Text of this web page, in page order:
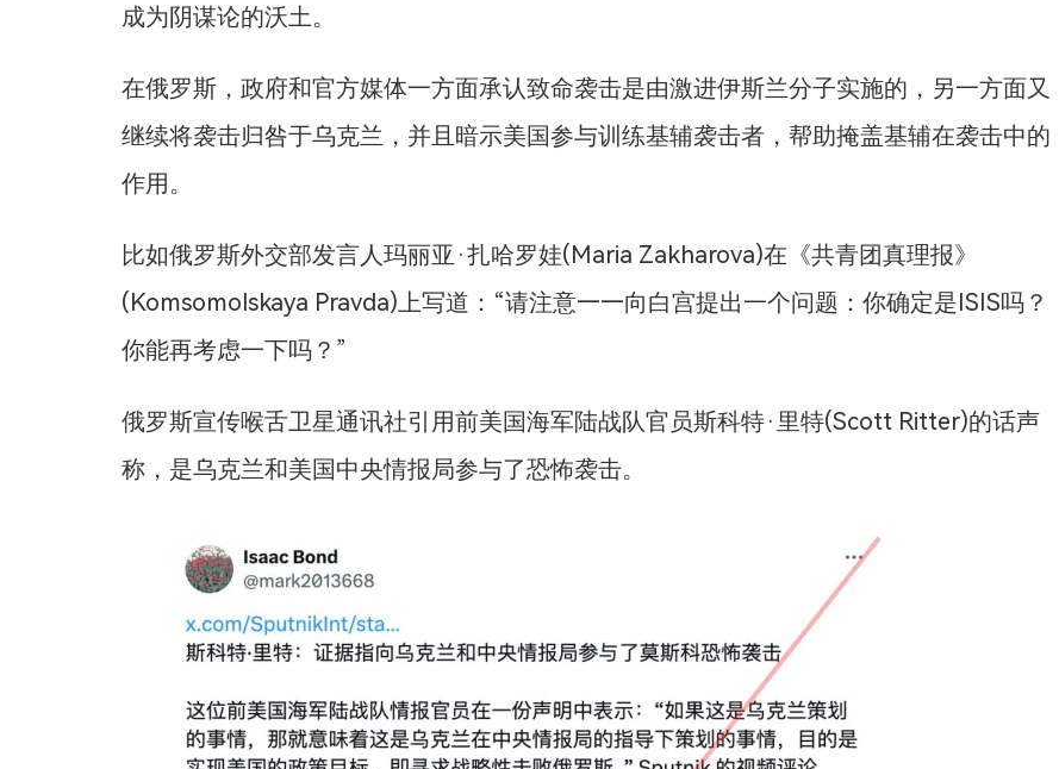
成为阴谋论的沃土。
在俄罗斯，政府和官方媒体一方面承认致命袭击是由激进伊斯兰分子实施的，另一方面又
继续将袭击归咎于乌克兰，并且暗示美国参与训练基辅袭击者，帮助掩盖基辅在袭击中的
作用。
比如俄罗斯外交部发言人玛丽亚·扎哈罗娃(Maria Zakharova)在《共青团真理报》
(Komsomolskaya Pravda)上写道：“请注意——向白宫提出一个问题：你确定是ISIS吗？
你能再考虑一下吗？”
俄罗斯宣传喉舌卫星通讯社引用前美国海军陆战队官员斯科特·里特(Scott Ritter)的话声
称，是乌克兰和美国中央情报局参与了恐怖袭击。